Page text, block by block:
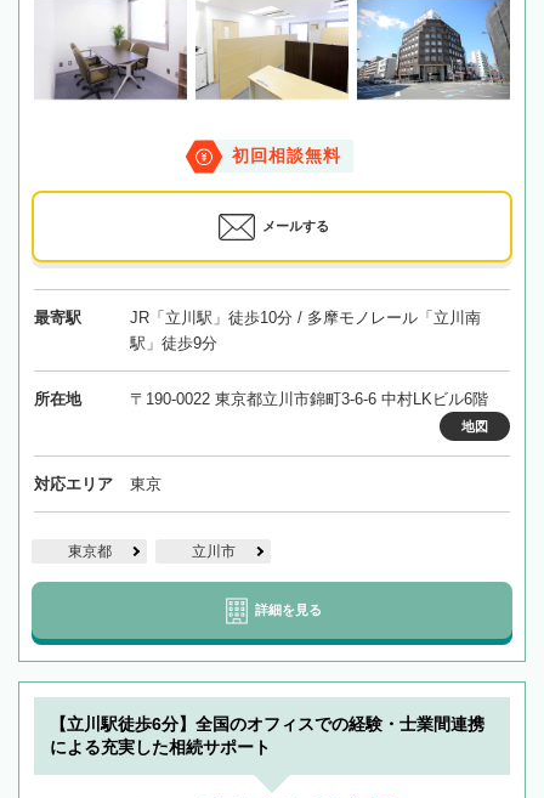
初回相談無料
メールする
最寄駅
JR「立川駅」徒歩10分 / 多摩モノレール「立川南
駅」徒歩9分
所在地 〒190-0022 東京都立川市錦町3-6-6 中村LKビル6階
地図
対応エリア 東京
東京都 立川市
詳細を見る
【立川駅徒歩6分】全国のオフィスでの経験・士業間連携
による充実した相続サポート